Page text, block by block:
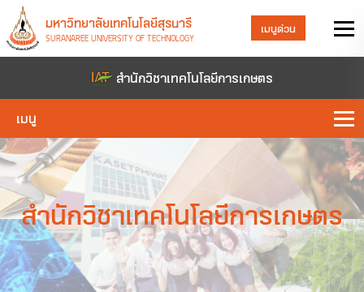
มหาวิทยาลัยเทคโนโลยีสุรนารี
SURANAREE UNIVERSITY OF TECHNOLOGY
เมนูด่วน
สำนักวิชาเทคโนโลยีการเกษตร
เมนู
สำนักวิชาเทคโนโลยีการเกษตร